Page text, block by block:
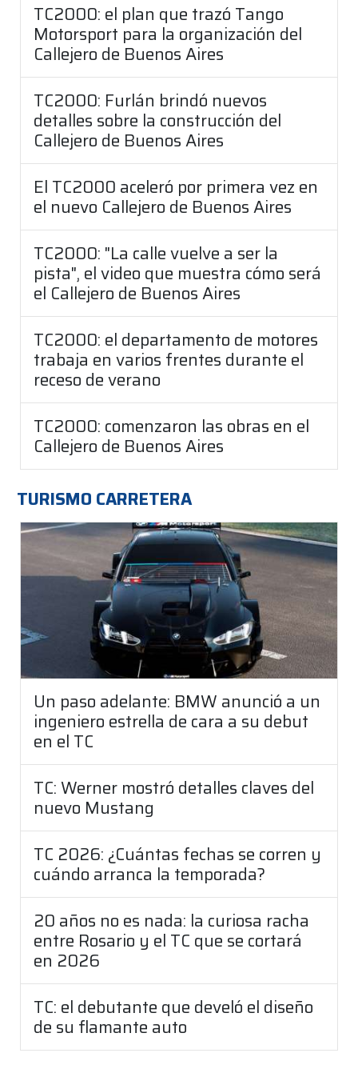
TC2000: el plan que trazó Tango
Motorsport para la organización del
Callejero de Buenos Aires
TC2000: Furlán brindó nuevos
detalles sobre la construcción del
Callejero de Buenos Aires
El TC2000 aceleró por primera vez en
el nuevo Callejero de Buenos Aires
TC2000: "La calle vuelve a ser la
pista", el video que muestra cómo será
el Callejero de Buenos Aires
TC2000: el departamento de motores
trabaja en varios frentes durante el
receso de verano
TC2000: comenzaron las obras en el
Callejero de Buenos Aires
TURISMO CARRETERA
Un paso adelante: BMW anunció a un
ingeniero estrella de cara a su debut
en el TC
TC: Werner mostró detalles claves del
nuevo Mustang
TC 2026: ¿Cuántas fechas se corren y
cuándo arranca la temporada?
20 años no es nada: la curiosa racha
entre Rosario y el TC que se cortará
en 2026
TC: el debutante que develó el diseño
de su flamante auto